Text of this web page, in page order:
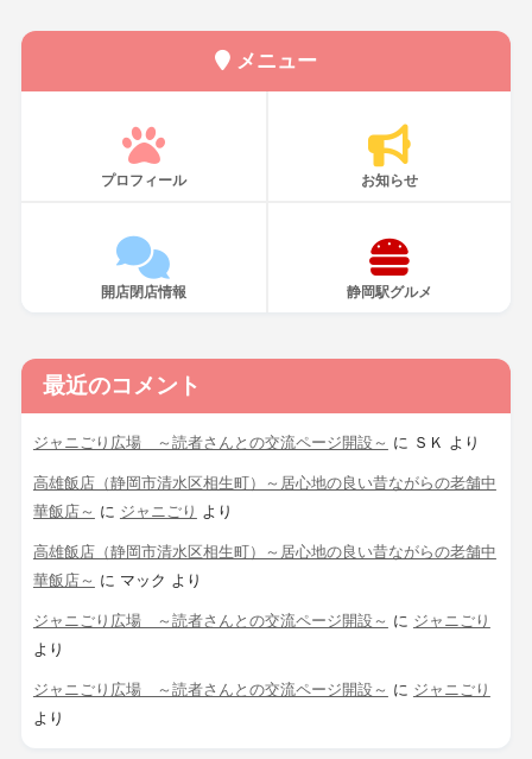
メニュー
プロフィール お知らせ
開店閉店情報 静岡駅グルメ
最近のコメント
ジャニごり広場 ～読者さんとの交流ページ開設～ に ＳＫ より
高雄飯店（静岡市清水区相生町）～居心地の良い昔ながらの老舗中
華飯店～ に ジャニごり より
高雄飯店（静岡市清水区相生町）～居心地の良い昔ながらの老舗中
華飯店～ に マック より
ジャニごり広場 ～読者さんとの交流ページ開設～ に ジャニごり
より
ジャニごり広場 ～読者さんとの交流ページ開設～ に ジャニごり
より